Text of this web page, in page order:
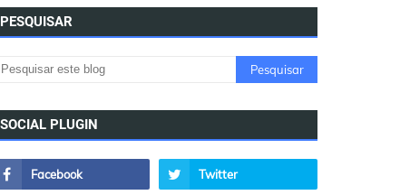
PESQUISAR
SOCIAL PLUGIN